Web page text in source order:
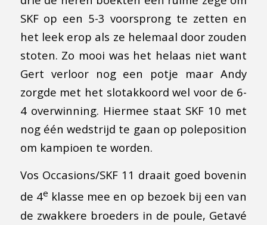
SKF op een 5-3 voorsprong te zetten en
het leek erop als ze helemaal door zouden
stoten. Zo mooi was het helaas niet want
Gert verloor nog een potje maar Andy
zorgde met het slotakkoord wel voor de 6-
4 overwinning. Hiermee staat SKF 10 met
nog één wedstrijd te gaan op poleposition
om kampioen te worden.
Vos Occasions/SKF 11 draait goed bovenin
de 4e klasse mee en op bezoek bij een van
de zwakkere broeders in de poule, Getavé